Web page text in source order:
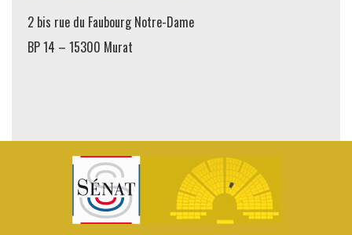
2 bis rue du Faubourg Notre-Dame
BP 14 – 15300 Murat